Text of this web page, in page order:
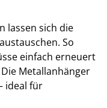
lassen sich die
So
einfach erneuert
Metallanhänger
ideal für